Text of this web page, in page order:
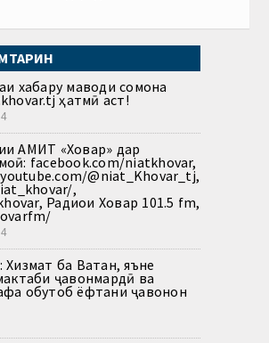
хабару маводи сомона
ҳатмӣ аст!
АМИТ «Ховар» дар
facebook.com/niatkhovar,
@niat_Khovar_tj,
,
Радиои Ховар 101.5 fm,
ба Ватан, яъне
ҷавонмардӣ ва
обутоб ёфтани ҷавонон